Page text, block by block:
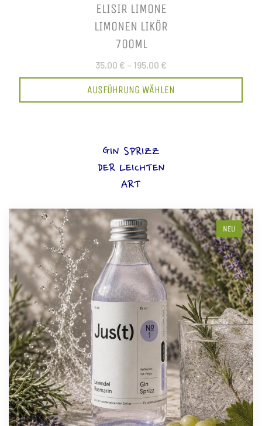
ELISIR LIMONE
LIMONEN LIKÖR
700ML
35,00 € – 195,00 €
AUSFÜHRUNG WÄHLEN
GIN SPRIZZ
DER LEICHTEN
ART
NEU